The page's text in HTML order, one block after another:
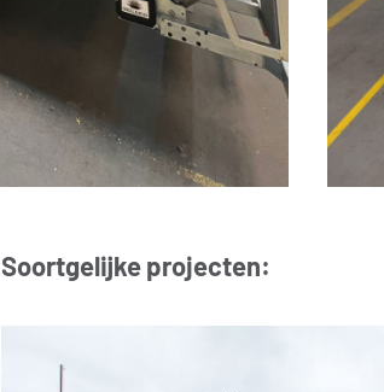
Soortgelijke projecten: